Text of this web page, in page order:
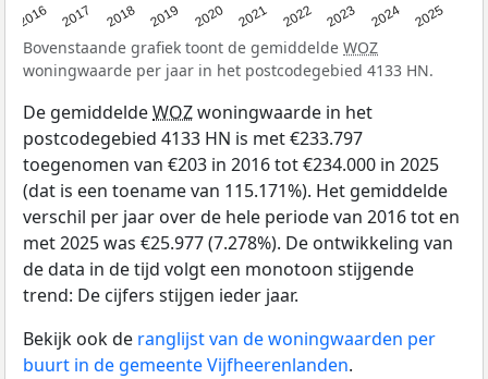
2016 2017 2018 2019 2020 2021 2022 2023 2024 2025
Bovenstaande grafiek toont de gemiddelde WOZ
woningwaarde per jaar in het postcodegebied 4133 HN.
De gemiddeldeWOZwoningwaarde in het
postcodegebied 4133 HN is met €233.797
toegenomen van €203 in 2016 tot €234.000 in 2025
(dat is een toename van 115.171%). Het gemiddelde
verschil per jaar over de hele periode van 2016 tot en
met 2025 was €25.977 (7.278%). De ontwikkeling van
de data in de tijd volgt een monotoon stijgende
trend: De cijfers stijgen ieder jaar.
Bekijk ook de ranglijst van de woningwaarden per
buurt in de gemeente Vijfheerenlanden.